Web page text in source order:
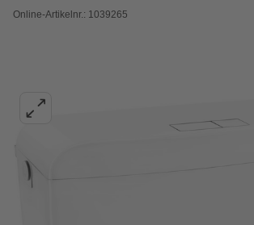
Online-Artikelnr.: 1039265